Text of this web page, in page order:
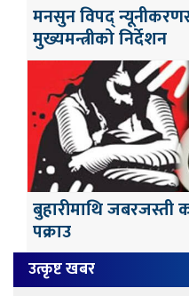
मनसुन विपद्
मुख्यमन्त्रीको निर्देशन
बुहारीमाथि
पक्राउ
उत्कृष्ट खबर